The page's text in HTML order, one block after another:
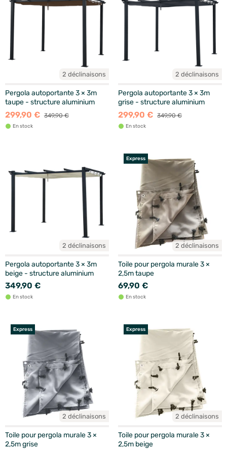
2 déclinaisons
Pergola autoportante 3 × 3m
taupe - structure aluminium
299,90 € 349,90 €
En stock
2 déclinaisons
Pergola autoportante 3 × 3m
grise - structure aluminium
299,90 € 349,90 €
En stock
2 déclinaisons
Pergola autoportante 3 × 3m
beige - structure aluminium
349,90 €
En stock
Express
2 déclinaisons
Toile pour pergola murale 3 ×
2,5m taupe
69,90 €
En stock
Express
2 déclinaisons
Toile pour pergola murale 3 ×
2,5m grise
Express
2 déclinaisons
Toile pour pergola murale 3 ×
2,5m beige